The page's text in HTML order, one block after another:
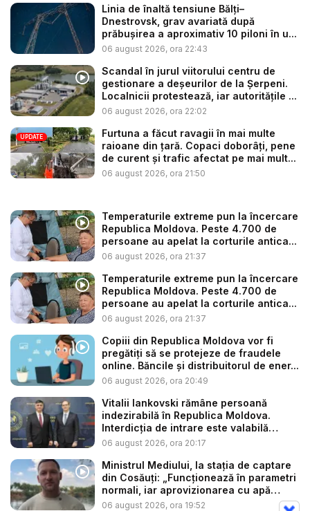
Linia de înaltă tensiune Bălți–
Dnestrovsk, grav avariată după
prăbușirea a aproximativ 10 piloni în u...
06 august 2026, ora 22:43
Scandal în jurul viitorului centru de
gestionare a deșeurilor de la Șerpeni.
Localnicii protestează, iar autoritățile ...
06 august 2026, ora 22:02
UPDATE
Furtuna a făcut ravagii în mai multe
raioane din țară. Copaci doborâți, pene
de curent și trafic afectat pe mai mult...
06 august 2026, ora 21:50
Temperaturile extreme pun la încercare
Republica Moldova. Peste 4.700 de
persoane au apelat la corturile antica...
06 august 2026, ora 21:37
Temperaturile extreme pun la încercare
Republica Moldova. Peste 4.700 de
persoane au apelat la corturile antica...
06 august 2026, ora 21:37
Copiii din Republica Moldova vor fi
pregătiți să se protejeze de fraudele
online. Băncile și distribuitorul de ener...
06 august 2026, ora 20:49
Vitalii Iankovski rămâne persoană
indezirabilă în Republica Moldova.
Interdicția de intrare este valabilă
până...
06 august 2026, ora 20:17
Ministrul Mediului, la stația de captare
din Cosăuți: „Funcționează în parametri
normali, iar aprovizionarea cu apă
este...
06 august 2026, ora 19:52